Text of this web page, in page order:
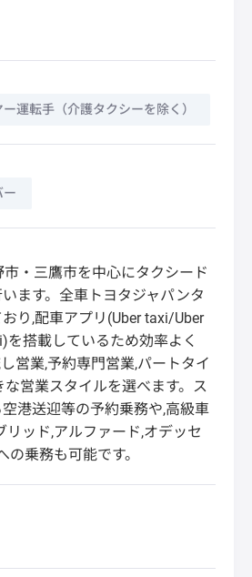
運転手（介護タクシーを除く）
ー
・三鷹市を中心にタクシード
ます。全車トヨタジャパンタ
り,配車アプリ(Uber taxi/Uber
搭載しているため効率よく
営業,予約専門営業,パートタイ
な営業スタイルを選べます。ス
港送迎等の予約乗務や,高級車
リッド,アルファード,オデッセ
の乗務も可能です。